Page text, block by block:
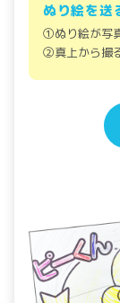
ピー
ピー
ぬり絵を送
①ぬり絵が写
②真上から撮